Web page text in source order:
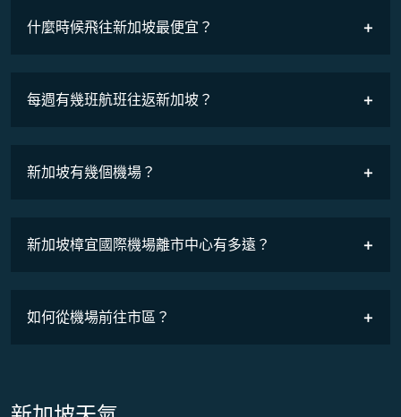
什麼時候飛往新加坡最便宜？
COSMILE會員
每週有幾班航班往返新加坡？
新加坡有幾個機場？
新加坡樟宜國際機場離市中心有多遠？
如何從機場前往市區？